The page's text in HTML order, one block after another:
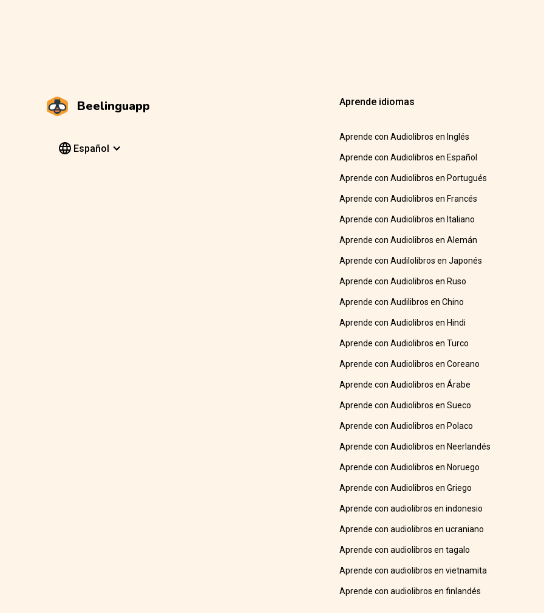
Beelinguapp
Español
Aprende idiomas
Aprende con Audiolibros en Inglés
Aprende con Audiolibros en Español
Aprende con Audiolibros en Portugués
Aprende con Audiolibros en Francés
Aprende con Audiolibros en Italiano
Aprende con Audiolibros en Alemán
Aprende con Audilolibros en Japonés
Aprende con Audiolibros en Ruso
Aprende con Audilibros en Chino
Aprende con Audiolibros en Hindi
Aprende con Audiolibros en Turco
Aprende con Audiolibros en Coreano
Aprende con Audiolibros en Árabe
Aprende con Audiolibros en Sueco
Aprende con Audiolibros en Polaco
Aprende con Audiolibros en Neerlandés
Aprende con Audiolibros en Noruego
Aprende con Audiolibros en Griego
Aprende con audiolibros en indonesio
Aprende con audiolibros en ucraniano
Aprende con audiolibros en tagalo
Aprende con audiolibros en vietnamita
Aprende con audiolibros en finlandés